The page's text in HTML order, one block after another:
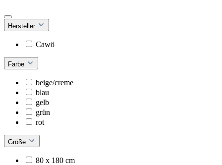
Hersteller
Cawö
Farbe
beige/creme
blau
gelb
grün
rot
Größe
80 x 180 cm